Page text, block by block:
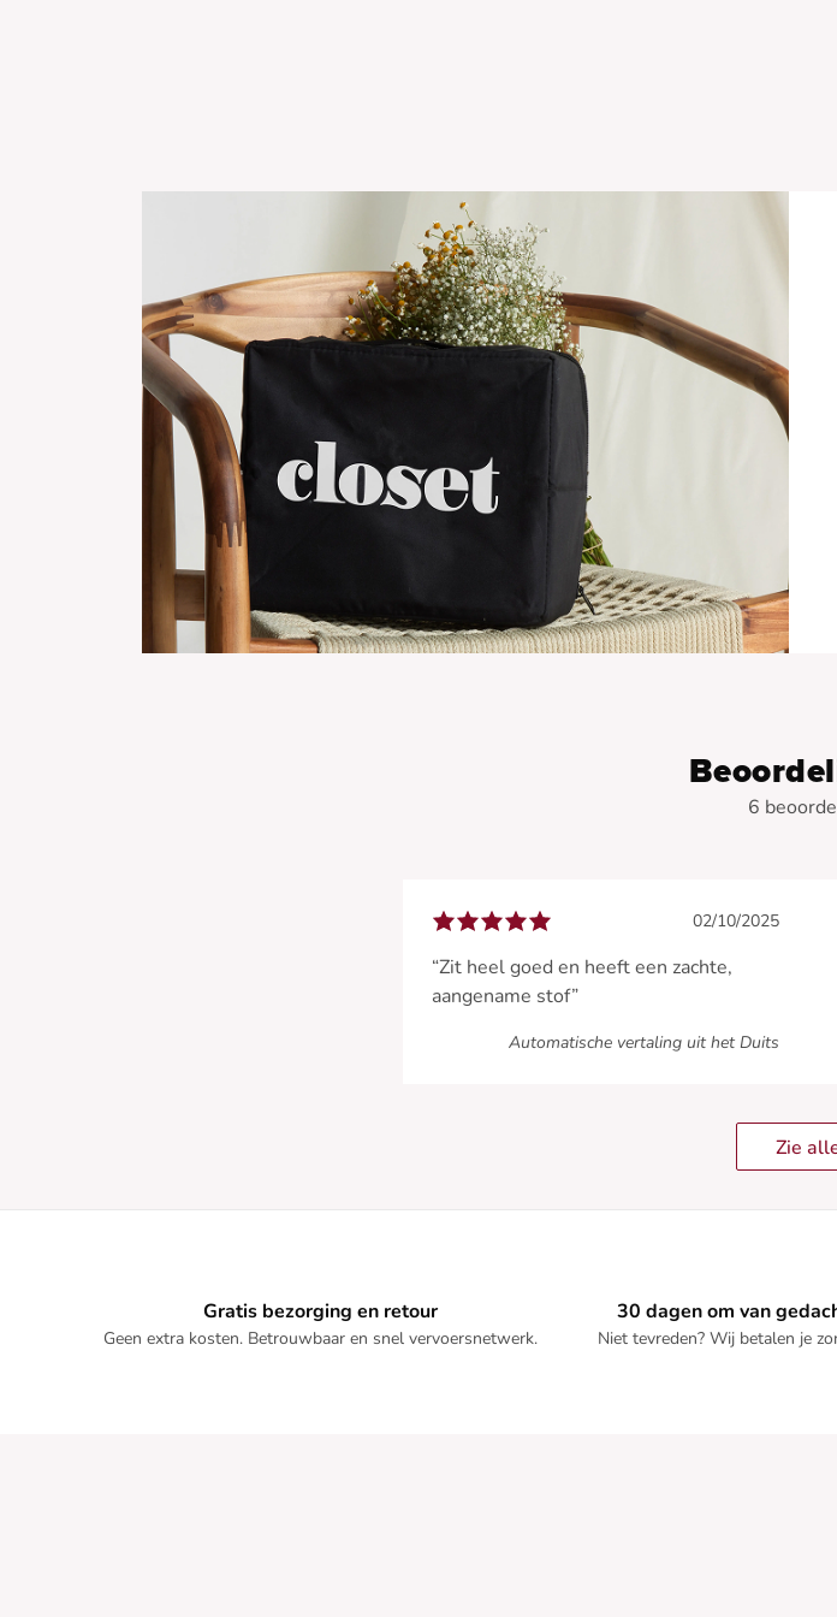
6
02/10/2025
“Zit heel goed en heeft een zachte,
aangename stof”
Automatische vertaling uit het Duits
Zie
Gratis bezorging en retour
Geen extra kosten. Betrouwbaar en snel vervoersnetwerk.
30 dagen om van
Niet tevreden? Wij betalen je